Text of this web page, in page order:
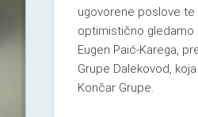
ugovorene poslove te
optimistično gledamo
Eugen Paić-Karega,
Grupe Dalekovod,
Končar Grupe.